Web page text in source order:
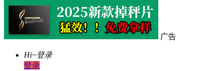
广告
Hi~登录
登录